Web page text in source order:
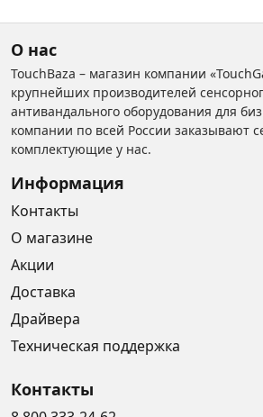
О нас
TouchBaza – магазин компании
крупнейших производителей
антивандального оборудования для
компании по всей России заказывают
комплектующие у нас.
Информация
Контакты
О магазине
Акции
Доставка
Драйвера
Техническая поддержка
Контакты